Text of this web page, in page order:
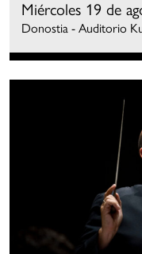
Miércoles 19 de
Donostia - Auditorio